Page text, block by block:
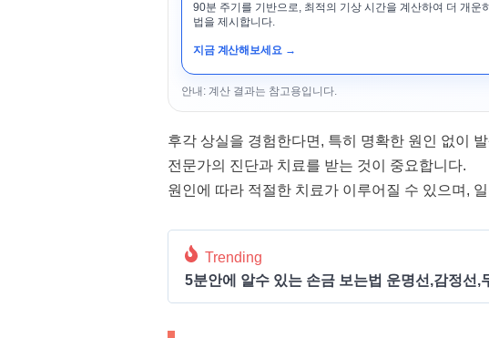
90분 주기를 기반으로, 최적의 기상 시간을 계산하여 더 개운
법을 제시합니다.
지금 계산해보세요 →
안내: 계산 결과는 참고용입니다.
후각 상실을 경험한다면, 특히 명확한 원인 없이
전문가의 진단과 치료를 받는 것이 중요합니다.
원인에 따라 적절한 치료가 이루어질 수 있으며,
Trending
5분안에 알수 있는 손금 보는법 운명선,감정선,